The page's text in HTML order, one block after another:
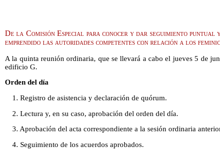
De la Comisión Especial para conocer y dar seguimiento puntual
emprendido las autoridades competentes con relación a los
A la quinta reunión ordinaria, que se llevará a cabo el jueves 5 de
edificio G.
Orden del día
1. Registro de asistencia y declaración de quórum.
2. Lectura y, en su caso, aprobación del orden del día.
3. Aprobación del acta correspondiente a la sesión ordinaria
4. Seguimiento de los acuerdos aprobados.